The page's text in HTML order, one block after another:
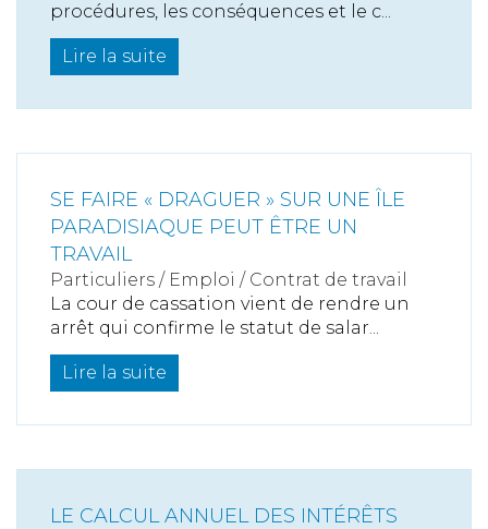
procédures, les conséquences et le c...
Lire la suite
SE FAIRE « DRAGUER » SUR UNE ÎLE
PARADISIAQUE PEUT ÊTRE UN
TRAVAIL
Particuliers / Emploi / Contrat de travail
La cour de cassation vient de rendre un
arrêt qui confirme le statut de salar...
Lire la suite
LE CALCUL ANNUEL DES INTÉRÊTS